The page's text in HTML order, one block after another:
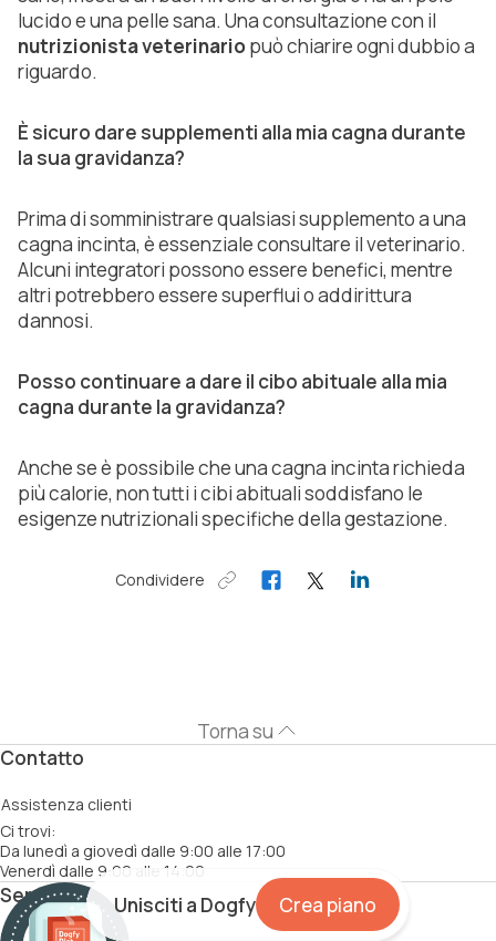
lucido e una pelle sana. Una consultazione con il
nutrizionista veterinariopuò chiarire ogni dubbio a
riguardo.
È sicuro dare supplementi alla mia cagna durante
la sua gravidanza?
Prima di somministrare qualsiasi supplemento a una
cagna incinta, è essenziale consultare il veterinario.
Alcuni integratori possono essere benefici, mentre
altri potrebbero essere superflui o addirittura
dannosi.
Posso continuare a dare il cibo abituale alla mia
cagna durante la gravidanza?
Anche se è possibile che una cagna incinta richieda
più calorie, non tutti i cibi abituali soddisfano le
esigenze nutrizionali specifiche della gestazione.
Condividere
Unisciti a Dogfy Crea piano
Torna su
Contatto
Assistenza clienti
Ci trovi:
Da lunedì a giovedì dalle 9:00 alle 17:00
Venerdì dalle 9:00 alle 14:00
Servizi
Come funziona